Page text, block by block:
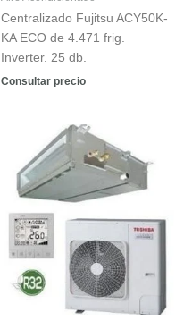
Centralizado Fujitsu ACY50K-
KA ECO de 4.471 frig.
Inverter. 25 db.
Consultar precio